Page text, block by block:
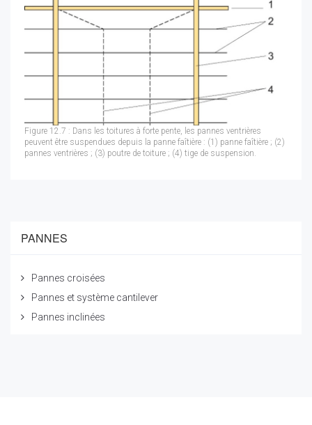
Figure 12.7 : Dans les toitures à forte pente, les pannes ventrières
peuvent être suspendues depuis la panne faîtière : (1) panne faîtière ; (2)
pannes ventrières ; (3) poutre de toiture ; (4) tige de suspension.
PANNES
Pannes croisées
Pannes et système cantilever
Pannes inclinées